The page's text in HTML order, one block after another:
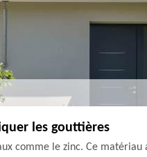
les gouttières
comme le zinc. Ce